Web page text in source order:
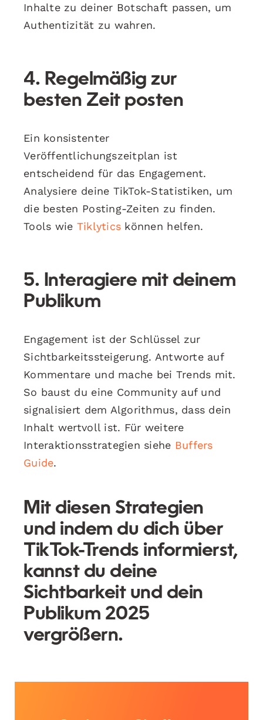
Inhalte zu deiner Botschaft passen, um
Authentizität zu wahren.
4. Regelmäßig zur
besten Zeit posten
Ein konsistenter
Veröffentlichungszeitplan ist
entscheidend für das Engagement.
Analysiere deine TikTok-Statistiken, um
die besten Posting-Zeiten zu finden.
Tools wie Tiklytics können helfen.
5. Interagiere mit deinem
Publikum
Engagement ist der Schlüssel zur
Sichtbarkeitssteigerung. Antworte auf
Kommentare und mache bei Trends mit.
So baust du eine Community auf und
signalisiert dem Algorithmus, dass dein
Inhalt wertvoll ist. Für weitere
Interaktionsstrategien siehe Buffers
Guide.
Mit diesen Strategien
und indem du dich über
TikTok-Trends informierst,
kannst du deine
Sichtbarkeit und dein
Publikum 2025
vergrößern.